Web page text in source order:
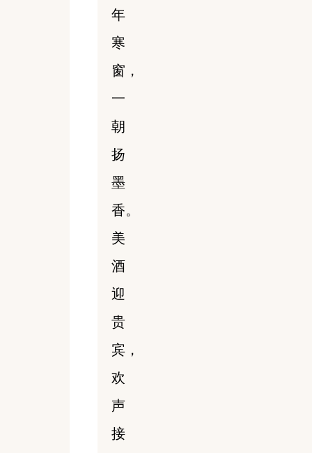
年
寒
窗，
一
朝
扬
墨
香。
美
酒
迎
贵
宾，
欢
声
接